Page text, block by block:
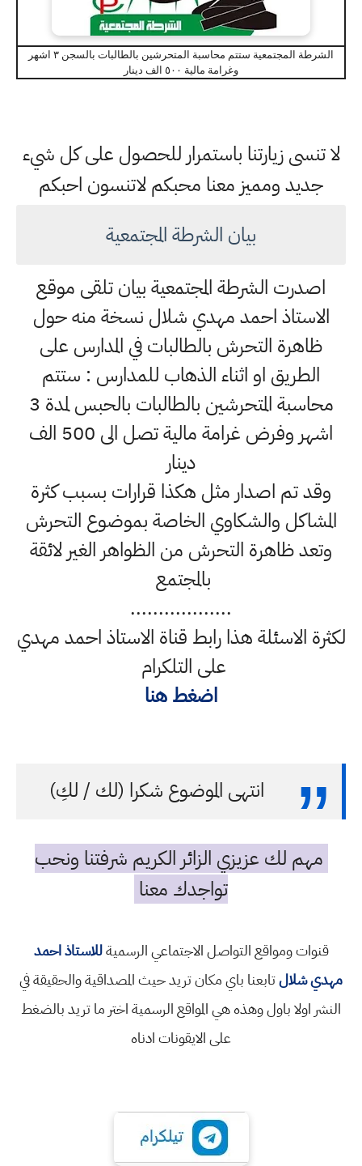
الشرطة المجتمعية ستتم محاسبة المتحرشين بالطالبات بالسجن ٣ اشهر
وغرامة مالية ٥٠٠ الف دينار
لا تنسى زيارتنا باستمرار للحصول على كل شيء
جديد ومميز معنا محبكم لاتنسون احبكم
بيان الشرطة المجتمعية
اصدرت الشرطة المجتمعية بيان تلقى موقع
الاستاذ احمد مهدي شلال نسخة منه حول
ظاهرة التحرش بالطالبات في المدارس على
الطريق او اثناء الذهاب للمدارس : ستتم
محاسبة المتحرشين بالطالبات بالحبس لمدة 3
اشهر وفرض غرامة مالية تصل الى 500 الف
دينار
وقد تم اصدار مثل هكذا قرارات بسبب كثرة
المشاكل والشكاوي الخاصة بموضوع التحرش
وتعد ظاهرة التحرش من الظواهر الغير لائقة
بالمجتمع
..................
لكثرة الاسئلة هذا رابط قناة الاستاذ احمد مهدي
على التلكرام
اضغط هنا
انتهى الموضوع شكرا (لك / لكِ)
مهم لك عزيزي الزائر الكريم شرفتنا ونحب
تواجدك معنا
قنوات ومواقع التواصل الاجتماعي الرسميةللاستاذ احمد
مهدي شلالتابعنا باي مكان تريد حيث المصداقية والحقيقة في
النشر اولا باول وهذه هي المواقع الرسمية اختر ما تريد بالضغط
على الايقونات ادناه